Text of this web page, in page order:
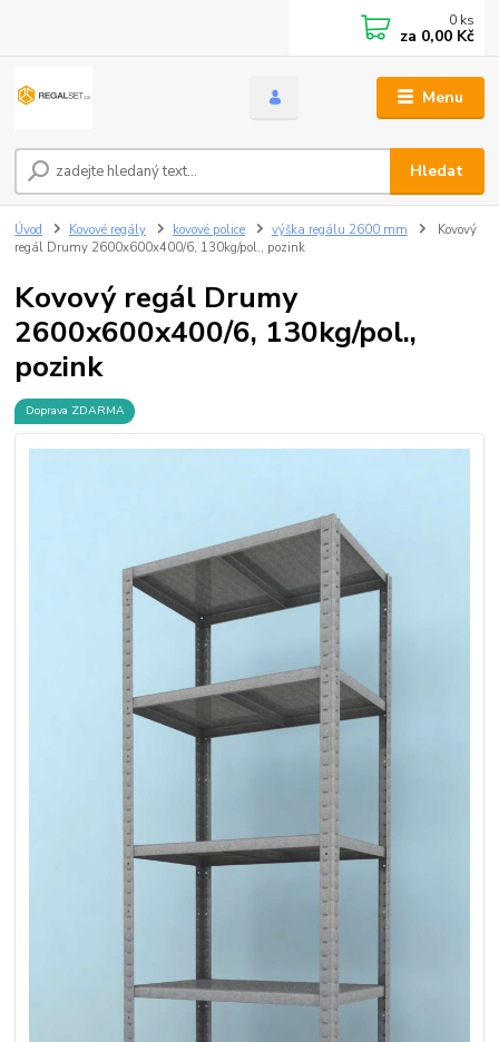
Menu
Hledat
0 ks
za 0,00 Kč
Úvod Kovové regály kovové police výška regálu 2600 mm
Kovový
regál Drumy 2600x600x400/6, 130kg/pol., pozink
Kovový regál Drumy
2600x600x400/6, 130kg/pol.,
pozink
Doprava ZDARMA